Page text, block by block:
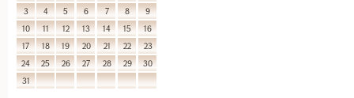
3
4 5 6 7 8
9
10
11 12 13 14 15
16
17
18 19 20 21 22
23
24
25 26 27 28 29
30
31